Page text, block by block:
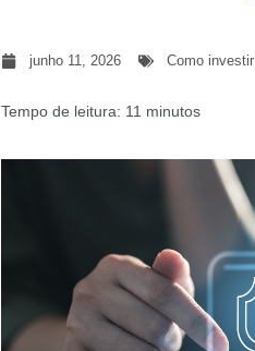
junho 11, 2026 Como investir
Tempo de leitura: 11 minutos